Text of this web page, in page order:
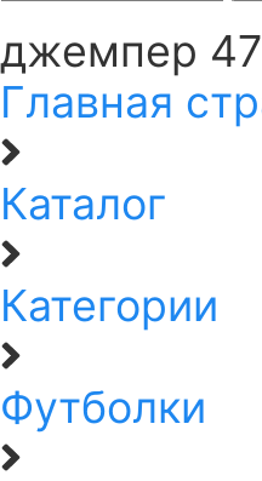
джемпер
Главная
Каталог
Категории
Футболки